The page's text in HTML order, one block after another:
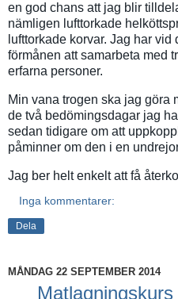
en god chans att jag blir
nämligen lufttorkade
lufttorkade korvar. Jag har
förmånen att samarbeta med
erfarna personer.
Min vana trogen ska jag göra
de två bedömingsdagar jag
sedan tidigare om att
påminner om den i en
Jag ber helt enkelt att få
Inga kommentarer:
Dela
MÅNDAG 22 SEPTEMBER 2014